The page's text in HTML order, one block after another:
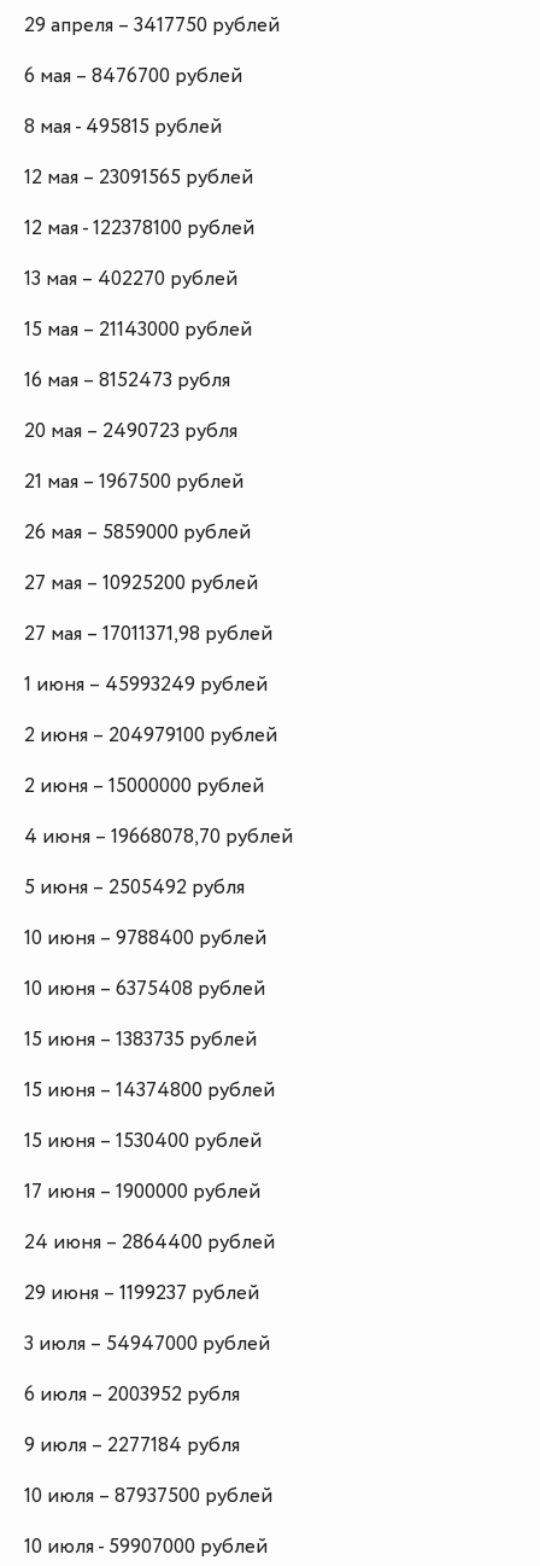
29 апреля – 3417750 рублей
6 мая – 8476700 рублей
8 мая - 495815 рублей
12 мая – 23091565 рублей
12 мая - 122378100 рублей
13 мая – 402270 рублей
15 мая – 21143000 рублей
16 мая – 8152473 рубля
20 мая – 2490723 рубля
21 мая – 1967500 рублей
26 мая – 5859000 рублей
27 мая – 10925200 рублей
27 мая – 17011371,98 рублей
1 июня – 45993249 рублей
2 июня – 204979100 рублей
2 июня – 15000000 рублей
4 июня – 19668078,70 рублей
5 июня – 2505492 рубля
10 июня – 9788400 рублей
10 июня – 6375408 рублей
15 июня – 1383735 рублей
15 июня – 14374800 рублей
15 июня – 1530400 рублей
17 июня – 1900000 рублей
24 июня – 2864400 рублей
29 июня – 1199237 рублей
3 июля – 54947000 рублей
6 июля – 2003952 рубля
9 июля – 2277184 рубля
10 июля – 87937500 рублей
10 июля - 59907000 рублей